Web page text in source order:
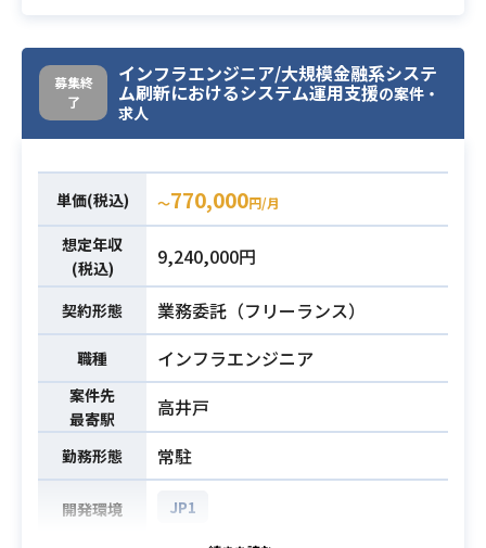
※詳細は面談時にお話しいたしま
必須スキル
グ経験
・JP1でのジョブネット作成経験
・JP1を使用したバッチ処理業務の設
計経験
・PostgreSQLのチューニング経験
募集終
了
インフラエンジニア/大規模金融系システ
ム刷新におけるシステム運用支援の案件・
求人
単価(税込) 〜770,000円/月
想定年収
(税込)
9,240,000円
契約形態 業務委託（フリーランス）
職種 インフラエンジニア
案件先
最寄駅
高井戸
勤務形態 常駐
開発環境 JP1